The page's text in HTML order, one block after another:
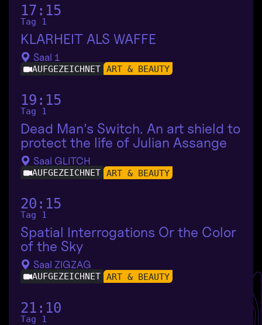
17:15
Tag 1
KLARHEIT ALS WAFFE
Saal 1
AUFGEZEICHNET ART & BEAUTY
19:15
Tag 1
Dead Man’s Switch. An art shield to
protect the life of Julian Assange
Saal GLITCH
AUFGEZEICHNET ART & BEAUTY
20:15
Tag 1
Spatial Interrogations Or the Color
of the Sky
Saal ZIGZAG
AUFGEZEICHNET ART & BEAUTY
21:10
Tag 1